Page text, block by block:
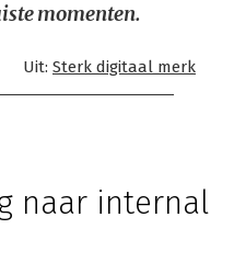
momenten.
Uit: Sterk digitaal merk
naar internal